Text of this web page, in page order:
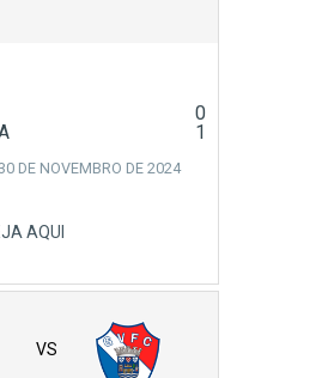
0
1
DE NOVEMBRO DE 2024
AQUI
VS